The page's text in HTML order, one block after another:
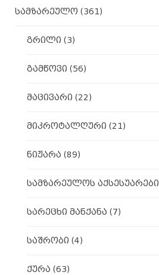
სამზარეულო (361)
გრილი (3)
გამწოვი (56)
მაცივარი (22)
მიკროტალღური (21)
ნიჟარა (89)
სამზარეულოს აქსესუარები
სარეცხი მანქანა (7)
საშრობი (4)
ქურა (63)